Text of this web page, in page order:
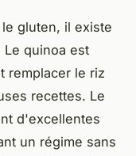
gluten, il existe
Le quinoa est
remplacer le riz
recettes. Le
d'excellentes
un régime sans